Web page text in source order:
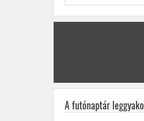
A futónaptár